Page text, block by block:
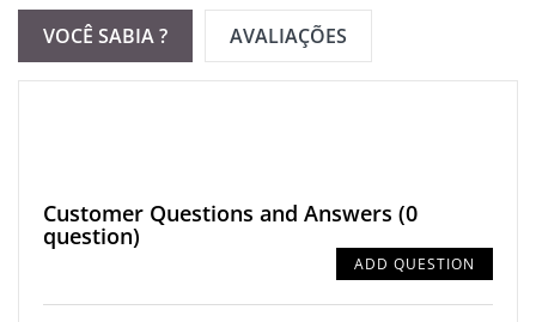
VOCÊ SABIA ? AVALIAÇÕES
Customer Questions and Answers (0
question)
ADD QUESTION